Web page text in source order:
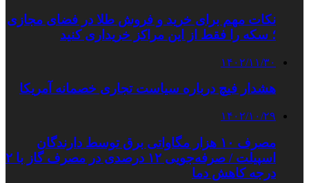
نکات مهم برای خرید و فروش طلا در فضای مجازی
؛ سکه را فقط از این مراکز خریداری کنید
۱۴۰۲/۱۱/۳۰
هشدار فیچ درباره سیاست تجاری خصمانه آمریکا
۱۴۰۲/۱۰/۲۹
مصرف ۱۰ هزار مگاواتی برق توسط دارندگان
اسپیلت / صرفه‌جویی ۱۲ درصدی در مصرف گاز با ۲
درجه‌ کاهش دما